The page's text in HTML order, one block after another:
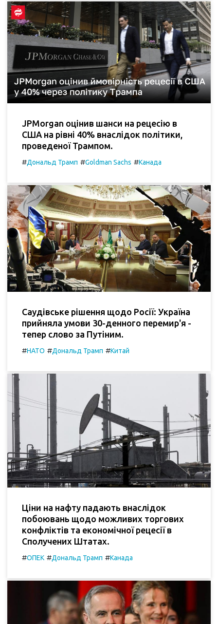
JPMorgan оцінив шанси на рецесію в
США на рівні 40% внаслідок політики,
проведеної Трампом.
#Дональд Трамп #Goldman Sachs #Канада
Саудівське рішення щодо Росії: Україна
прийняла умови 30-денного перемир'я -
тепер слово за Путіним.
#НАТО #Дональд Трамп #Китай
Ціни на нафту падають внаслідок
побоювань щодо можливих торгових
конфліктів та економічної рецесії в
Сполучених Штатах.
#ОПЕК #Дональд Трамп #Канада